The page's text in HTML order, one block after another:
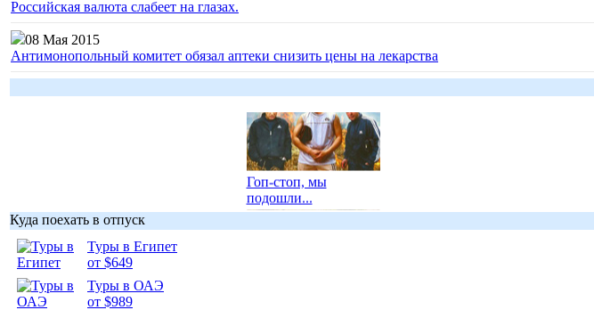
Российская валюта слабеет на глазах.
08 Мая 2015
Антимонопольный комитет обязал аптеки снизить цены на лекарства
Гоп-стоп, мы
подошли...
Куда поехать в отпуск
Туры в Египет
от $649
Туры в ОАЭ
от $989